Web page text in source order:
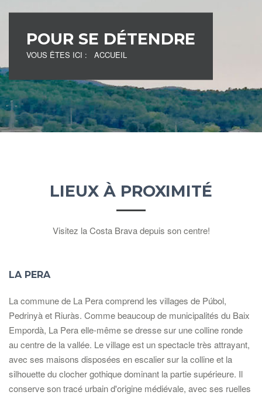
POUR SE DÉTENDRE
VOUS ÊTES ICI : ACCUEIL
LIEUX À PROXIMITÉ
Visitez la Costa Brava depuis son centre!
LA PERA
La commune de La Pera comprend les villages de Púbol,
Pedrinyà et Riuràs. Comme beaucoup de municipalités du Baix
Empordà, La Pera elle-même se dresse sur une colline ronde
au centre de la vallée. Le village est un spectacle très attrayant,
avec ses maisons disposées en escalier sur la colline et la
silhouette du clocher gothique dominant la partie supérieure. Il
conserve son tracé urbain d'origine médiévale, avec ses ruelles